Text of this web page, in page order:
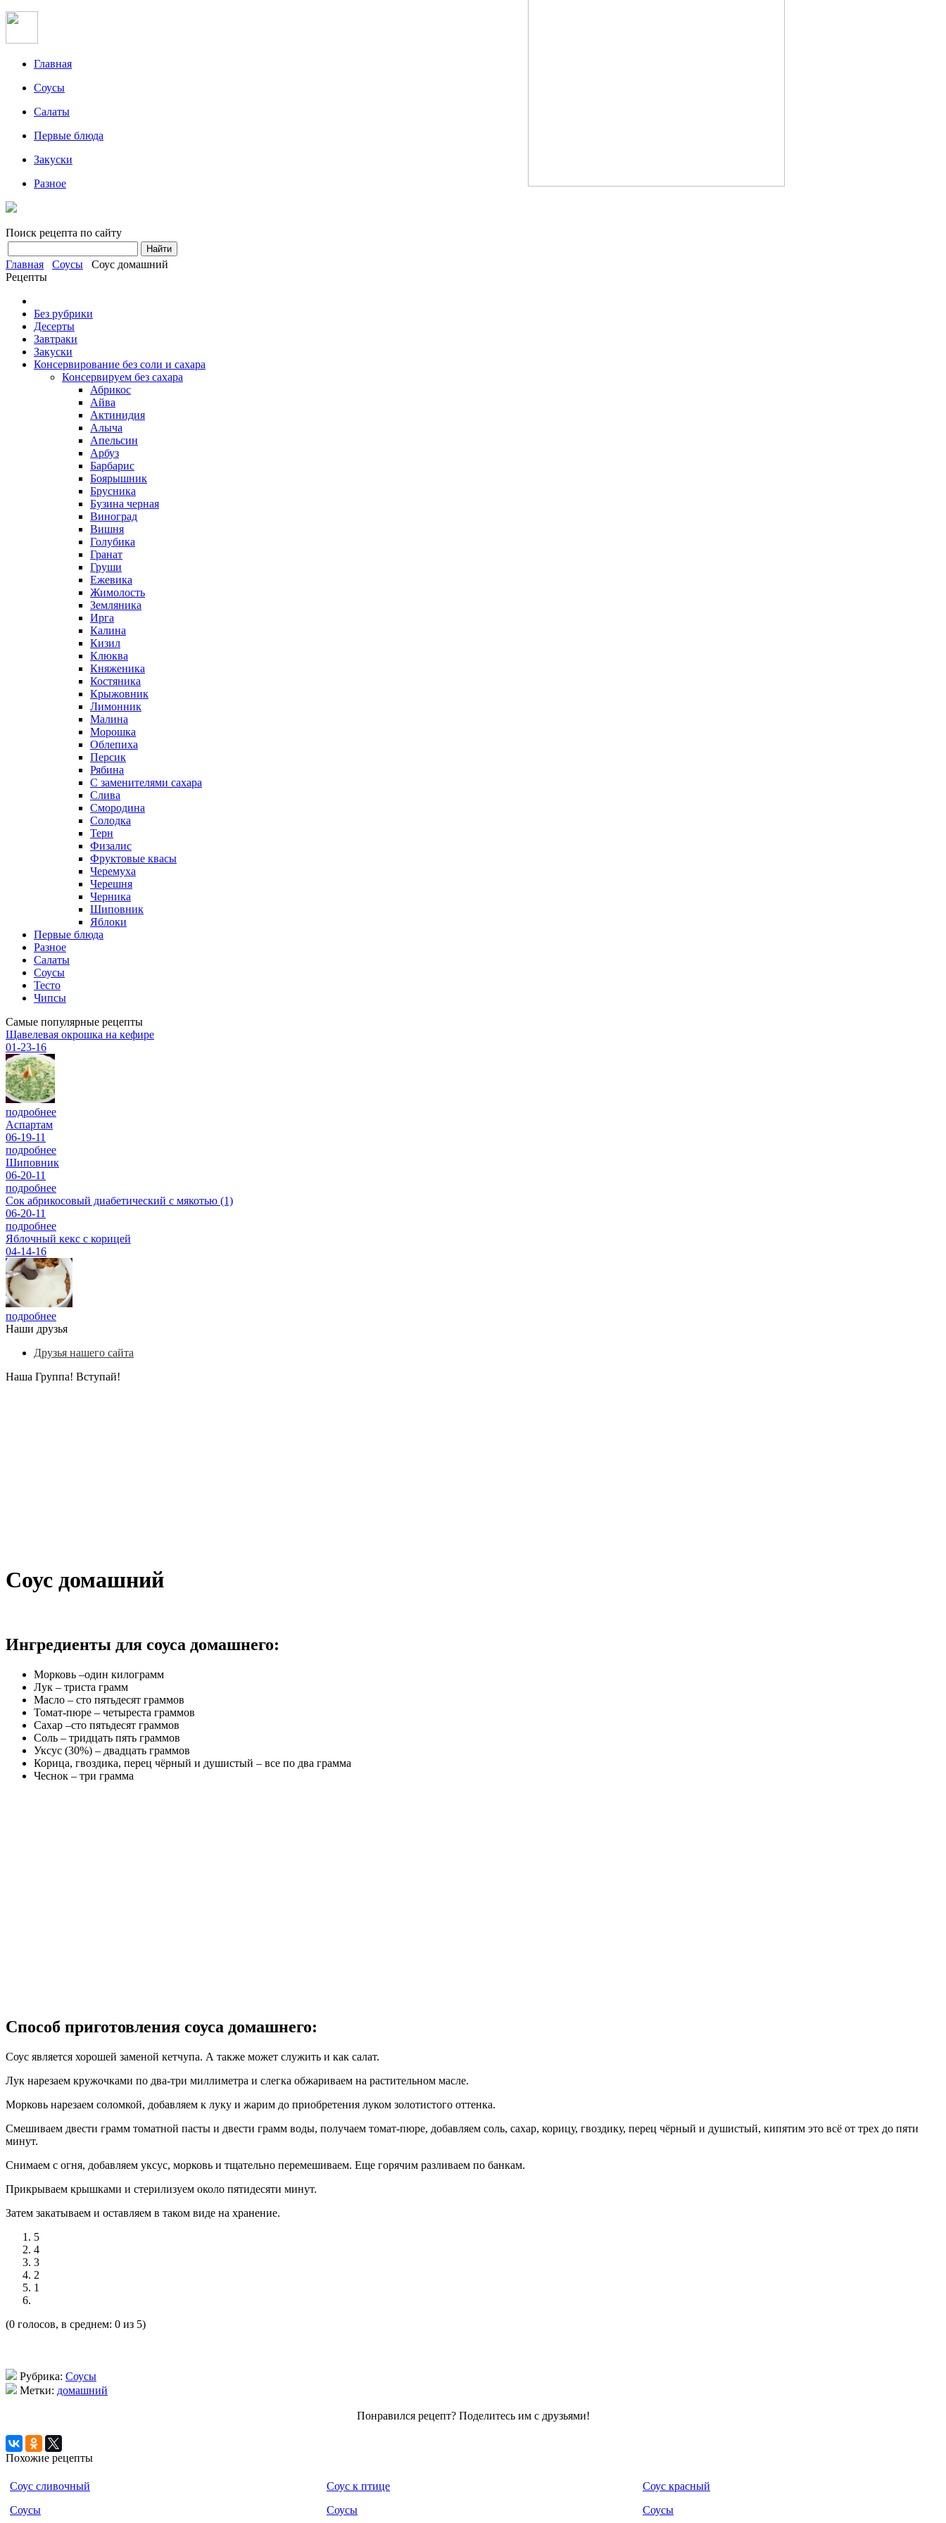
Главная
Соусы
Салаты
Первые блюда
Закуски
Разное
Поиск рецепта по сайту
Главная Соусы
Соус домашний
Рецепты
Без рубрики
Десерты
Завтраки
Закуски
Консервирование без соли и сахара
Консервируем без сахара
Абрикос
Айва
Актинидия
Алыча
Апельсин
Арбуз
Барбарис
Боярышник
Брусника
Бузина черная
Виноград
Вишня
Голубика
Гранат
Груши
Ежевика
Жимолость
Земляника
Ирга
Калина
Кизил
Клюква
Княженика
Костяника
Крыжовник
Лимонник
Малина
Морошка
Облепиха
Персик
Рябина
С заменителями сахара
Слива
Смородина
Солодка
Терн
Физалис
Фруктовые квасы
Черемуха
Черешня
Черника
Шиповник
Яблоки
Первые блюда
Разное
Салаты
Соусы
Тесто
Чипсы
Самые популярные рецепты
Щавелевая окрошка на кефире
01-23-16
подробнее
Аспартам
06-19-11
подробнее
Шиповник
06-20-11
подробнее
Сок абрикосовый диабетический с мякотью (1)
06-20-11
подробнее
Яблочный кекс с корицей
04-14-16
подробнее
Наши друзья
Друзья нашего сайта
Наша Группа! Вступай!
Соус домашний
Ингредиенты для соуса домашнего:
Морковь –один килограмм
Лук – триста грамм
Масло – сто пятьдесят граммов
Томат-пюре – четыреста граммов
Сахар –сто пятьдесят граммов
Соль – тридцать пять граммов
Уксус (30%) – двадцать граммов
Корица, гвоздика, перец чёрный и душистый – все по два грамма
Чеснок – три грамма
Способ приготовления соуса домашнего:
Соус является хорошей заменой кетчупа. А также может служить и как салат.
Лук нарезаем кружочками по два-три миллиметра и слегка обжариваем на растительном масле.
Морковь нарезаем соломкой, добавляем к луку и жарим до приобретения луком золотистого оттенка.
Смешиваем двести грамм томатной пасты и двести грамм воды, получаем томат-пюре, добавляем соль, сахар, корицу, гвоздику, перец чёрный и душистый, кипятим это всё от трех до пяти
минут.
Снимаем с огня, добавляем уксус, морковь и тщательно перемешиваем. Еще горячим разливаем по банкам.
Прикрываем крышками и стерилизуем около пятидесяти минут.
Затем закатываем и оставляем в таком виде на хранение.
5
4
3
2
1
(0 голосов, в среднем: 0 из 5)
Рубрика: Соусы
Метки: домашний
Понравился рецепт? Поделитесь им с друзьями!
Похожие рецепты
Соус сливочный
Соусы
Соус к птице
Соусы
Соус красный
Соусы